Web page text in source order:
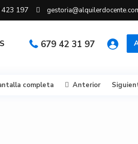
197
679 42 31 97
completa Anterior